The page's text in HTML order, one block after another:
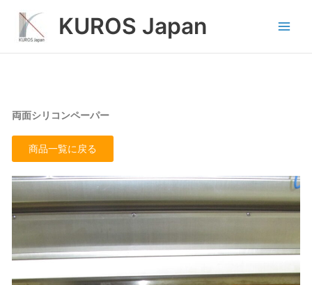
ス
KUROS Japan
両面シリコンペーパー
商品一覧に戻る